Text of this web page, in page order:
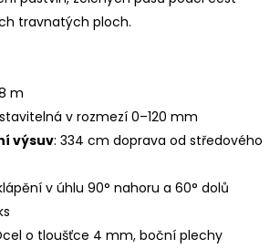
travnatých ploch.
m
v rozmezí 0–120 mm
výsuv: 334 cm doprava od středového
v úhlu 90° nahoru a 60° dolů
o tloušťce 4 mm, boční plechy